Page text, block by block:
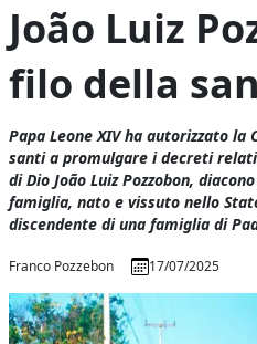
João Luiz
filo della
Papa Leone XIV ha autorizzato la
santi a promulgare i decreti
di Dio João Luiz Pozzobon,
famiglia, nato e vissuto nello
discendente di una famiglia di
Franco Pozzebon 17/07/2025